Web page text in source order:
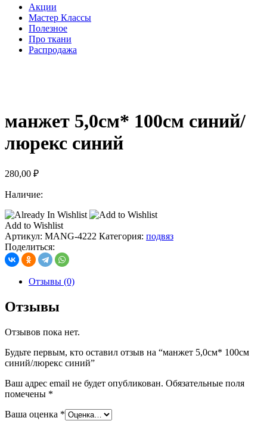
Акции
Мастер Классы
Полезное
Про ткани
Распродажа
манжет 5,0см* 100см синий/
люрекс синий
280,00 ₽
Наличие:
Add to Wishlist
Артикул: MANG-4222 Категория: подвяз
Поделиться:
Отзывы (0)
Отзывы
Отзывов пока нет.
Будьте первым, кто оставил отзыв на “манжет 5,0см* 100см
синий/люрекс синий”
Ваш адрес email не будет опубликован. Обязательные поля
помечены *
Ваша оценка *